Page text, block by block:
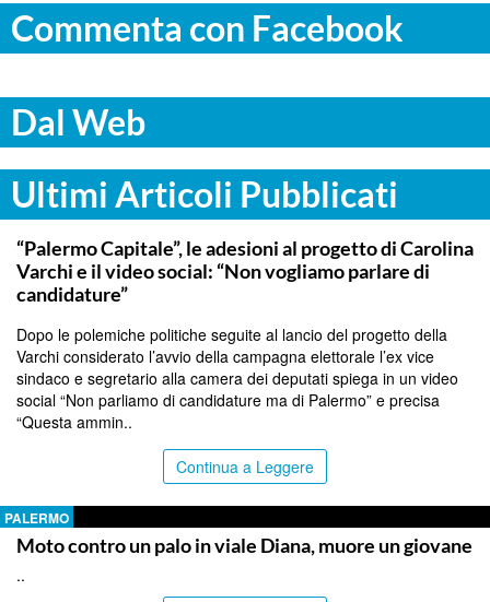
Commenta con Facebook
Dal Web
Ultimi Articoli Pubblicati
PALERMO
“Palermo Capitale”, le adesioni al progetto di Carolina
Varchi e il video social: “Non vogliamo parlare di
candidature”
Dopo le polemiche politiche seguite al lancio del progetto della
Varchi considerato l’avvio della campagna elettorale l’ex vice
sindaco e segretario alla camera dei deputati spiega in un video
social “Non parliamo di candidature ma di Palermo” e precisa
“Questa ammin..
Continua a Leggere
PALERMO
Moto contro un palo in viale Diana, muore un giovane
..